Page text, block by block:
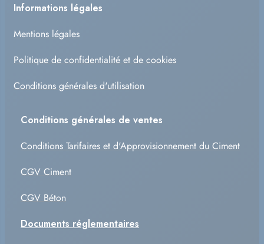
Informations légales
Mentions légales
Politique de confidentialité et de cookies
Conditions générales d'utilisation
Conditions générales de ventes
Conditions Tarifaires et d'Approvisionnement du Ciment
CGV Ciment
CGV Béton
Documents réglementaires